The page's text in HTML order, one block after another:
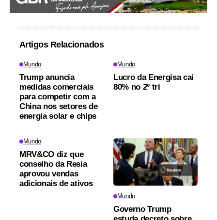
Artigos Relacionados
Mundo
Trump anuncia
medidas comerciais
para competir com a
China nos setores de
energia solar e chips
Mundo
Lucro da Energisa cai
80% no 2º tri
Mundo
MRV&CO diz que
conselho da Resia
aprovou vendas
adicionais de ativos
Mundo
Governo Trump